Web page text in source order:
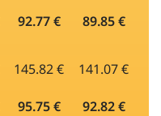
92.77 € 89.85 €
145.82 € 141.07 €
95.75 € 92.82 €